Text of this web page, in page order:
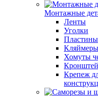
Монтажные
Ленты
Уголки
Пластины
Кляймеры
Хомуты
Крепеж